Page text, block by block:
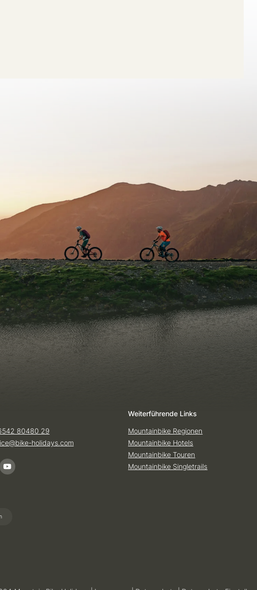
80480 29
bike-holidays.com
Weiterführende Links
Mountainbike Regionen
Mountainbike Hotels
Mountainbike Touren
Mountainbike Singletrails